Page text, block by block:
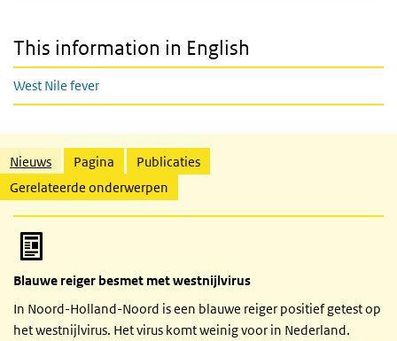
This information in English
West Nile fever
Gerelateerde inhoud
Nieuws Pagina
Publicaties
Gerelateerde onderwerpen
Blauwe reiger besmet met westnijlvirus
In Noord-Holland-Noord is een blauwe reiger positief getest op
het westnijlvirus. Het virus komt weinig voor in Nederland.